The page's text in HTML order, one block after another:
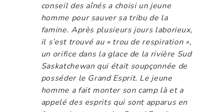
conseil des aînés a choisi un jeune
homme pour sauver sa tribu de la
famine. Après plusieurs jours laborieux,
il s’est trouvé au « trou de respiration »,
un orifice dans la glace de la rivière Sud
Saskatchewan qui était soupçonnée de
posséder le Grand Esprit. Le jeune
homme a fait monter son camp là et a
appelé des esprits qui sont apparus en